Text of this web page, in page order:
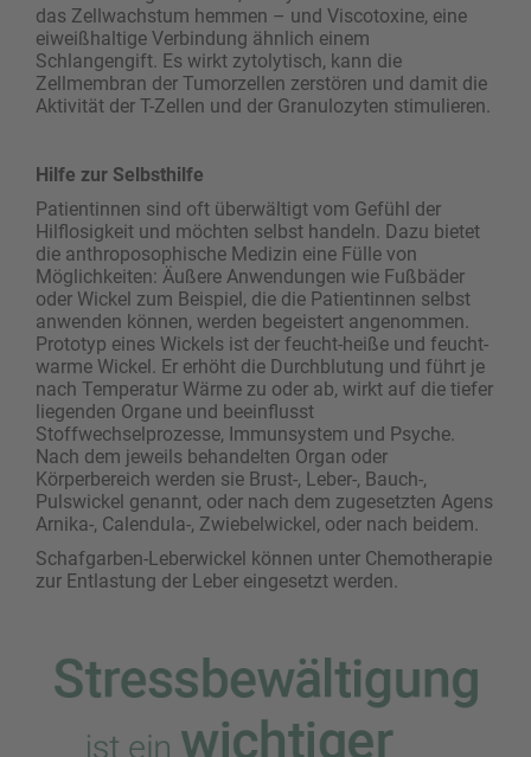
das Zellwachstum hemmen – und ­Viscotoxine, eine
eiweißhaltige Verbindung ähnlich einem
Schlangengift. Es wirkt zytolytisch, kann die
Zellmembran der Tumorzellen zerstören und damit die
Aktivität der T-Zellen und der Granulozyten ­stimulieren.
Hilfe zur Selbsthilfe
Patientinnen sind oft überwältigt vom Gefühl der
Hilflosigkeit und möchten selbst handeln. Dazu bietet
die anthroposophische Medizin eine Fülle von
Möglichkeiten: Äußere Anwendungen wie Fußbäder
oder Wickel zum Beispiel, die die Patientinnen selbst
anwenden können, werden begeistert angenommen.
Prototyp eines Wickels ist der feucht-heiße und feucht-
warme Wickel. Er erhöht die Durchblutung und führt je
nach Temperatur Wärme zu oder ab, wirkt auf die tiefer
liegenden Organe und beeinflusst
Stoffwechselprozesse, Immunsystem und Psyche.
Nach dem jeweils behandelten Organ oder
Körperbereich werden sie Brust-, Leber-, Bauch-,
Pulswickel genannt, oder nach dem zugesetzten Agens
Arnika-, Calendula-, Zwiebelwickel, oder nach beidem.
Schafgarben-Leberwickel können unter Chemo­therapie
zur Entlastung der Leber eingesetzt werden.